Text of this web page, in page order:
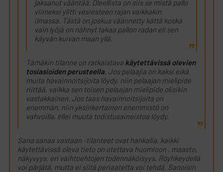
jaksanut vääntää. Oleellista on siis se mistä pallo
viimeksi ylitti vesiesteen rajan vaikkakin
ilmassa. Tästä on joskus väännetty kättä koska
vain lyöjä on nähnyt takaa pallon radan eli sen
käyvän kuivan maan yllä.
Tämäkin tilanne on ratkaistava käytettävissä olevien
tosiasioiden perusteella. Jos pelaajia on kaksi eikä
muita havainnoitsijoita löydy, niin pelaajan mielipide
riittää, vaikka sen toisen pelaajan mielipide olisikin
vastakkainen. Jos taas havainnoitsijoita on
enemmän, niin yksinkertainen enemmistö on
vahvoilla, ellei muuta todistusaineistoa löydy.
Sana sanaa vastaan -tilanteet ovat hankalia, kaikki
käytettävissä oleva tieto on otettava huomioon , maasto,
näkyvyys, eri vaihtoehtojen todennäköisyys. Röyhkeydellä
voi pärjätä, mutta ei siitä periaatetta voi tehdä. Sanoisin